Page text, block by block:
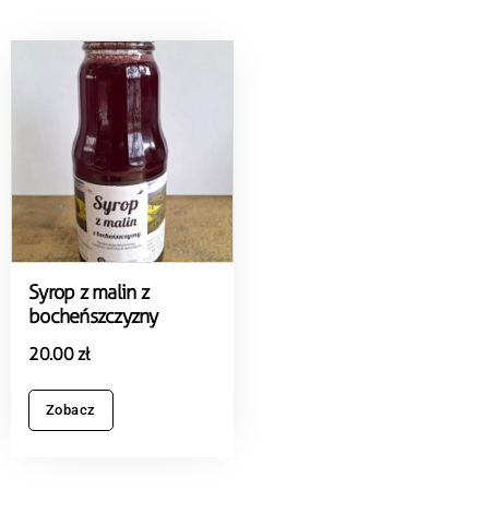
Syrop z malin z
bocheńszczyzny
20.00zł
Zobacz